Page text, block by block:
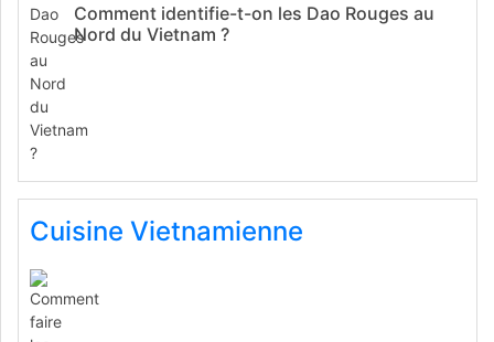
Comment identifie-t-on les Dao Rouges au
Nord du Vietnam ?
Cuisine Vietnamienne